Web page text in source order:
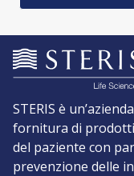
STERIS è
fornitura di
del paziente con
prevenzione delle